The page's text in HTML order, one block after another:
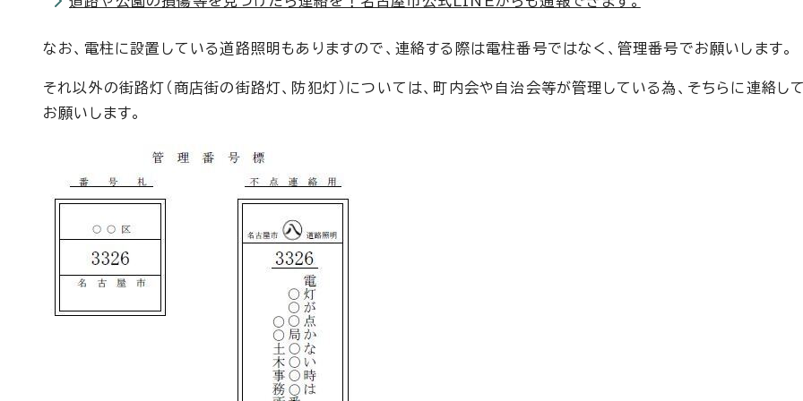
なお、電柱に設置している道路照明もありますので、連絡する際は電柱番号ではなく、管理番号でお願いします。
それ以外の街路灯（商店街の街路灯、防犯灯）については、町内会や自治会等が管理している為、そちらに連絡し
お願いします。